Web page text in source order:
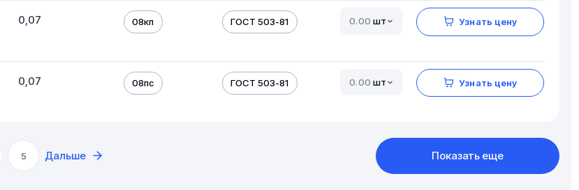
0,07 08кп ГОСТ 503-81 шт Узнать цену
0,07 08пс ГОСТ 503-81 шт Узнать цену
5 Дальше Показать еще